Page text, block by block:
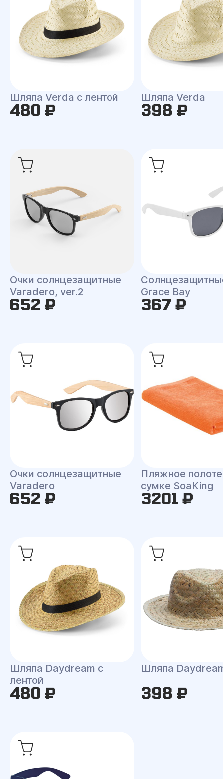
Шляпа Verda с лентой
480 ₽
Шляпа Verda
398 ₽
Очки солнцезащитные
Varadero, ver.2
652 ₽
Grace Bay
367 ₽
Очки солнцезащитные
Varadero
652 ₽
Пляжное
сумке SoaKing
3201 ₽
Шляпа Daydream с
лентой
480 ₽
Шляпа
398 ₽